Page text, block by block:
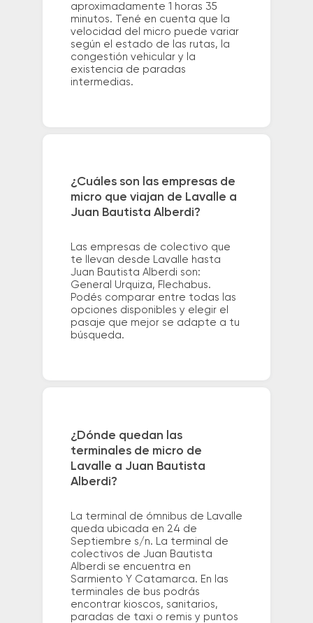
aproximadamente 1 horas 35
minutos. Tené en cuenta que la
velocidad del micro puede variar
según el estado de las rutas, la
congestión vehicular y la
existencia de paradas
intermedias.
¿Cuáles son las empresas de
micro que viajan de Lavalle a
Juan Bautista Alberdi?
Las empresas de colectivo que
te llevan desde Lavalle hasta
Juan Bautista Alberdi son:
General Urquiza, Flechabus.
Podés comparar entre todas las
opciones disponibles y elegir el
pasaje que mejor se adapte a tu
búsqueda.
¿Dónde quedan las
terminales de micro de
Lavalle a Juan Bautista
Alberdi?
La terminal de ómnibus de Lavalle
queda ubicada en 24 de
Septiembre s/n. La terminal de
colectivos de Juan Bautista
Alberdi se encuentra en
Sarmiento Y Catamarca. En las
terminales de bus podrás
encontrar kioscos, sanitarios,
paradas de taxi o remis y puntos